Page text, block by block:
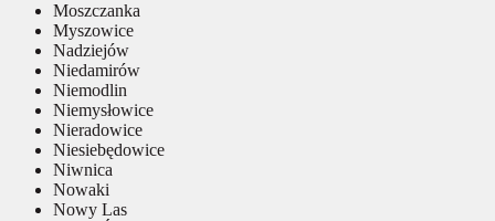
Moszczanka
Myszowice
Nadziejów
Niedamirów
Niemodlin
Niemysłowice
Nieradowice
Niesiebędowice
Niwnica
Nowaki
Nowy Las